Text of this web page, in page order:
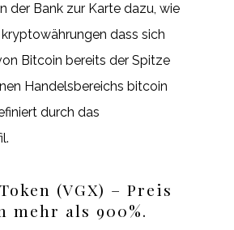
der Bank zur Karte dazu, wie
dass sich
Bitcoin bereits der Spitze
Handelsbereichs bitcoin
durch das
(VGX) – Preis
mehr als 900%.